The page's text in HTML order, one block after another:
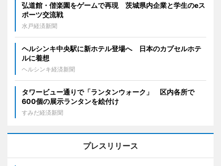
弘道館・偕楽園をゲームで再現 茨城県内企業と学生のeス
ポーツ交流戦
水戸経済新聞
ヘルシンキ中央駅に新ホテル登場へ 日本のカプセルホテ
ルに着想
ヘルシンキ経済新聞
タワービュー通りで「ランタンウォーク」 区内各所で
600個の展示ランタンを絵付け
すみだ経済新聞
プレスリリース